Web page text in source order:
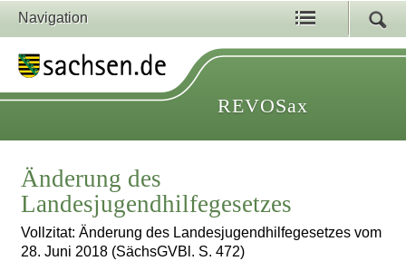
Navigation
REVOSax
Änderung des
Landesjugendhilfegesetzes
Vollzitat: Änderung des Landesjugendhilfegesetzes vom
28. Juni 2018 (SächsGVBl. S. 472)